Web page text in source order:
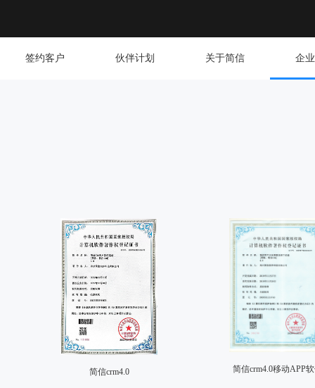
签约客户 伙伴计划 关于简信 企
简信crm4.0 简信crm4.0移动APP